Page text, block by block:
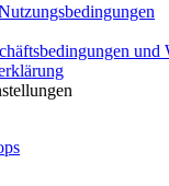
und